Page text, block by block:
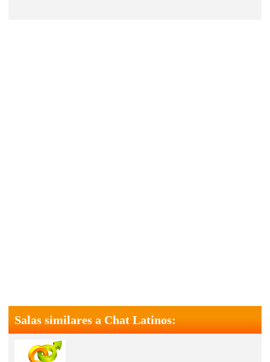
Salas similares a Chat Latinos: